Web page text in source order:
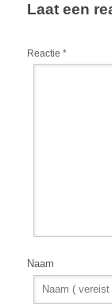
Laat een
Reactie *
Naam